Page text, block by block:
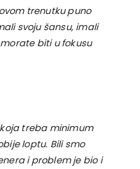
trenutku puno
svoju šansu, imali
biti u fokusu
treba minimum
loptu. Bili smo
i problem je bio i